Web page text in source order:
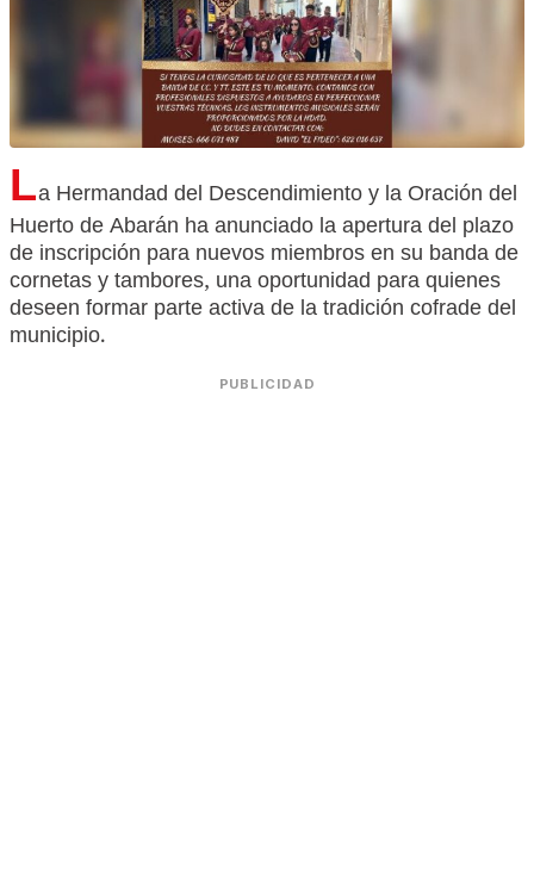
La Hermandad del Descendimiento y la Oración del
Huerto de Abarán ha anunciado la apertura del plazo
de inscripción para nuevos miembros en su banda de
cornetas y tambores, una oportunidad para quienes
deseen formar parte activa de la tradición cofrade del
municipio.
PUBLICIDAD